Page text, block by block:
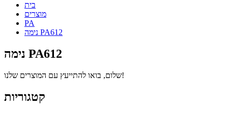
בית
מוצרים
PA
נימה PA612
נימה PA612
שלום, בואו להתייעץ עם המוצרים שלנו!
קטגוריות